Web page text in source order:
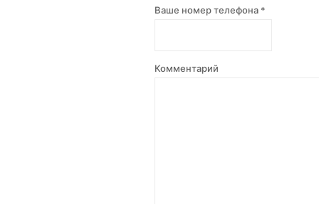
Комментарий
Ваше номер телефона *